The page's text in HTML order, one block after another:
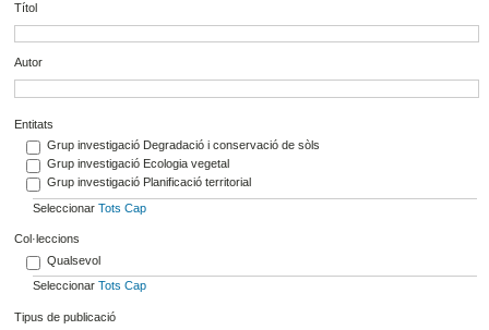
Títol
Autor
Entitats
Grup investigació Degradació i conservació de sòls
Grup investigació Ecologia vegetal
Grup investigació Planificació territorial
Seleccionar Tots Cap
Col·leccions
Qualsevol
Seleccionar Tots Cap
Tipus de publicació